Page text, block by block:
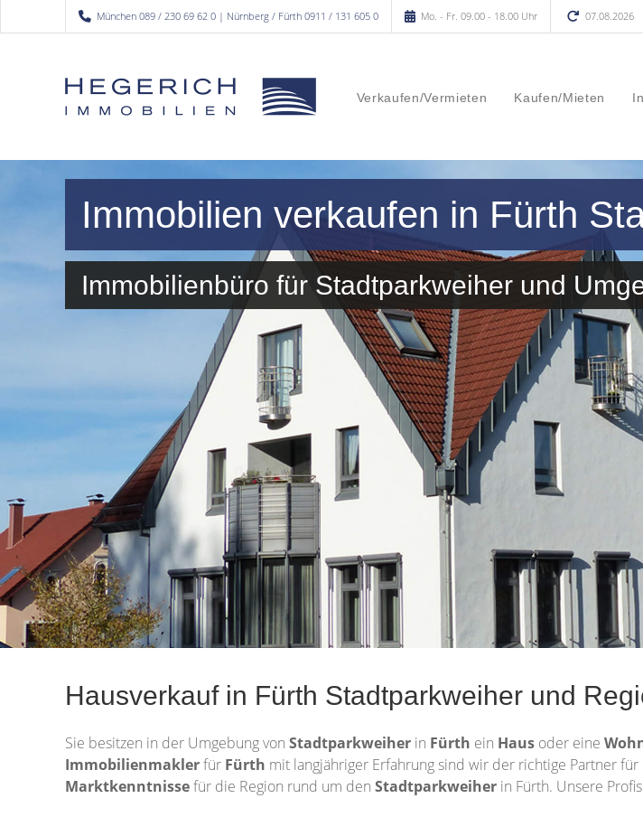
München 089 / 230 69 62 0 | Nürnberg / Fürth 0911 / 131 605 0 Mo. - Fr. 09.00 - 18.00 Uhr 07.08.2026
Verkaufen/Vermieten Kaufen/Mieten
Immobilien verkaufen in Fürth
Immobilienbüro für Stadtparkweiher und
Hausverkauf in Fürth Stadtparkweiher und
Sie besitzen in der Umgebung von Stadtparkweiher in Fürth ein Haus oder eine
Immobilienmaklerfür Fürth mit langjähriger Erfahrung sind wir der richtige Partner
Marktkenntnissefür die Region rund um den Stadtparkweiher in Fürth. Unsere